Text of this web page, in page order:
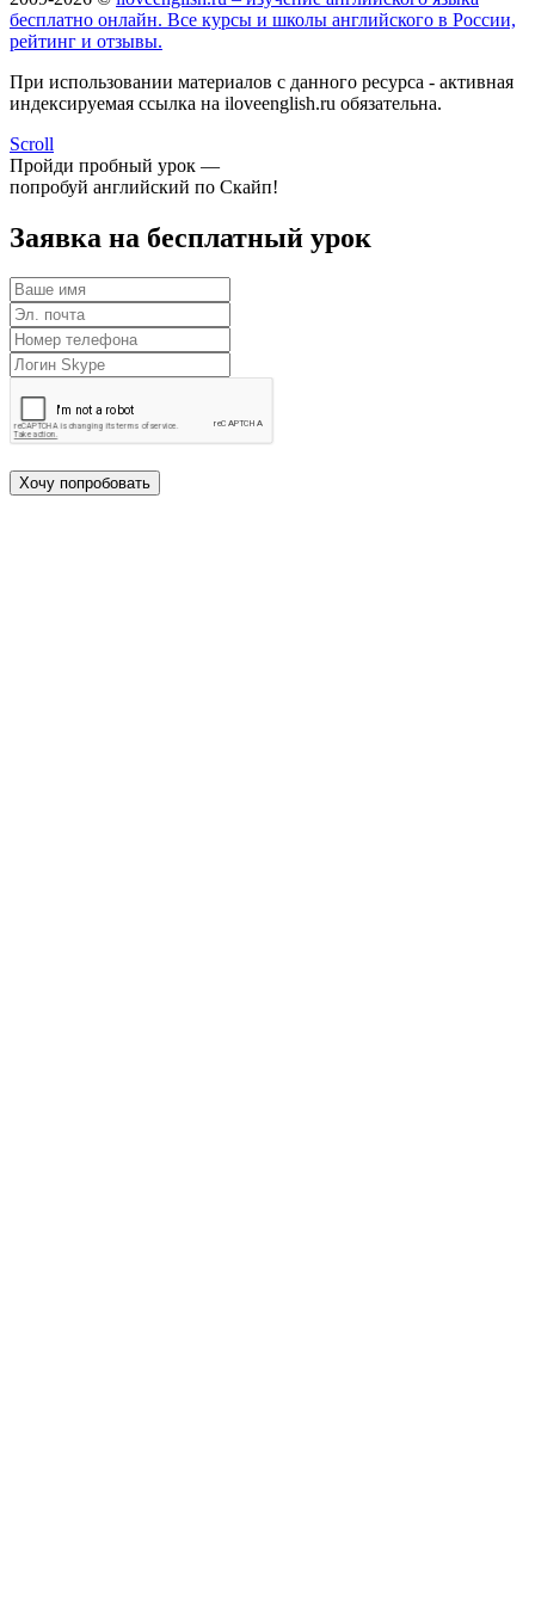
бесплатно онлайн. Все курсы и школы английского в России,
рейтинг и отзывы.
При использовании материалов с данного ресурса - активная
индексируемая ссылка на iloveenglish.ru обязательна.
Scroll
Пройди пробный урок —
попробуй английский по Скайп!
Заявка на бесплатный урок